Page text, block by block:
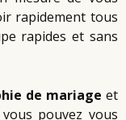
rapidement tous
rapides et sans
de mariage et
pouvez vous